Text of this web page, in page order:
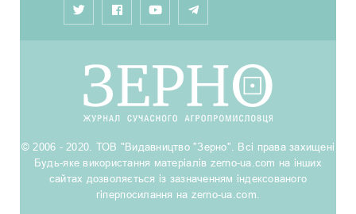
© 2006 - 2020. ТОВ "Видавництво "Зерно". Всі права захищені
Будь-яке використання матеріалів zerno-ua.com на інших
сайтах дозволяється із зазначенням індексованого
гіперпосилання на zerno-ua.com.